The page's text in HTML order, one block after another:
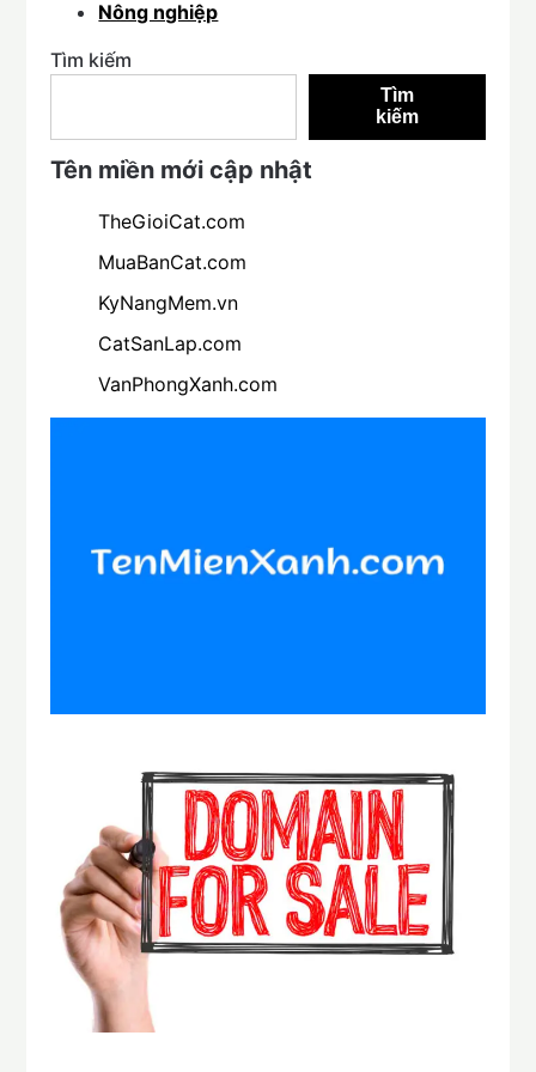
Nông nghiệp
Tìm kiếm
Tìm
kiếm
Tên miền mới cập nhật
TheGioiCat.com
MuaBanCat.com
KyNangMem.vn
CatSanLap.com
VanPhongXanh.com